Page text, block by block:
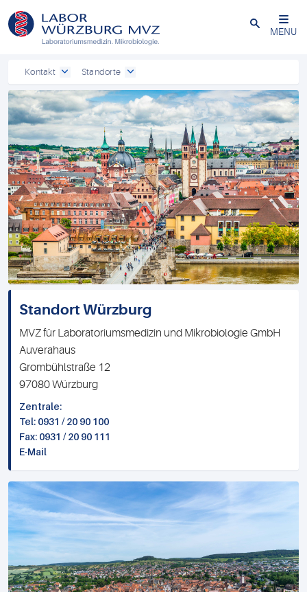
Schließen
MENU
Kontakt Standorte
Standort Würzburg
MVZ für Laboratoriumsmedizin und Mikrobiologie GmbH
Auverahaus
Grombühlstraße 12
97080 Würzburg
Zentrale:
Tel: 0931 / 20 90 100
Fax: 0931 / 20 90 111
E-Mail